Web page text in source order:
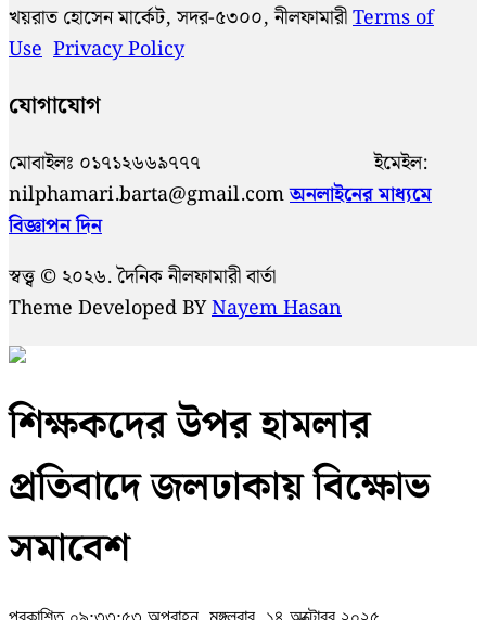
খয়রাত হোসেন মার্কেট, সদর-৫৩০০, নীলফামারীTerms of
Use Privacy Policy
যোগাযোগ
মোবাইলঃ ০১৭১২৬৬৯৭৭৭ ইমেইল:
nilphamari.barta@gmail.comঅনলাইনের মাধ্যমে
বিজ্ঞাপন দিন
স্বত্ত্ব © ২০২৬. দৈনিক নীলফামারী বার্তা
Theme Developed BYNayem Hasan
শিক্ষকদের উপর হামলার
প্রতিবাদে জলঢাকায় বিক্ষোভ
সমাবেশ